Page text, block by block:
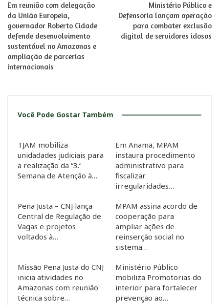
Em reunião com delegação
da União Europeia,
governador Roberto Cidade
defende desenvolvimento
sustentável no Amazonas e
ampliação de parcerias
internacionais
Ministério Público e
Defensoria lançam operação
para combater exclusão
digital de servidores idosos
Você Pode Gostar Também
TJAM mobiliza
unidadades judiciais para
a realização da “3.ª
Semana de Atenção à…
Em Anamã, MPAM
instaura procedimento
administrativo para
fiscalizar
irregularidades…
Pena Justa – CNJ lança
Central de Regulação de
Vagas e projetos
voltados à…
MPAM assina acordo de
cooperação para
ampliar ações de
reinserção social no
sistema…
Missão Pena Justa do CNJ
inicia atividades no
Amazonas com reunião
técnica sobre…
Ministério Público
mobiliza Promotorias do
interior para fortalecer
prevenção ao…